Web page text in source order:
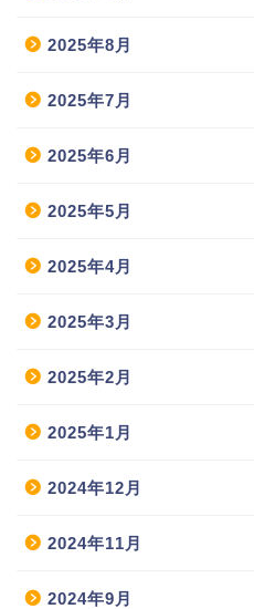
2025年8月
2025年7月
2025年6月
2025年5月
2025年4月
2025年3月
2025年2月
2025年1月
2024年12月
2024年11月
2024年9月